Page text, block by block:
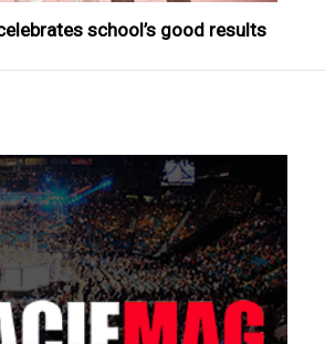
school’s good results